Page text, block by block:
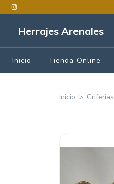
Herrajes Arenales
Inicio Tienda Online
Inicio > Griferias